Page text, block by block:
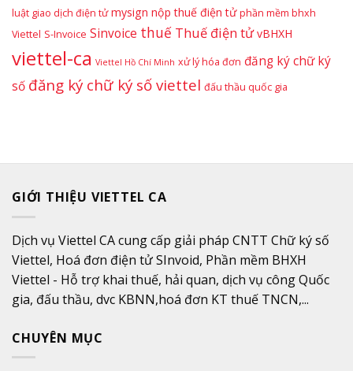
luật giao dịch điện tử mysign nộp thuế điện tử phần mềm bhxh
Viettel S-Invoice Sinvoice thuế Thuế điện tử vBHXH
viettel-ca Viettel Hồ Chí Minh xử lý hóa đơn đăng ký chữ ký
số đăng ký chữ ký số viettel đấu thầu quốc gia
GIỚI THIỆU VIETTEL CA
Dịch vụ Viettel CA cung cấp giải pháp CNTT Chữ ký số
Viettel, Hoá đơn điện tử SInvoid, Phần mềm BHXH
Viettel - Hỗ trợ khai thuế, hải quan, dịch vụ công Quốc
gia, đấu thầu, dvc KBNN,hoá đơn KT thuế TNCN,...
CHUYÊN MỤC